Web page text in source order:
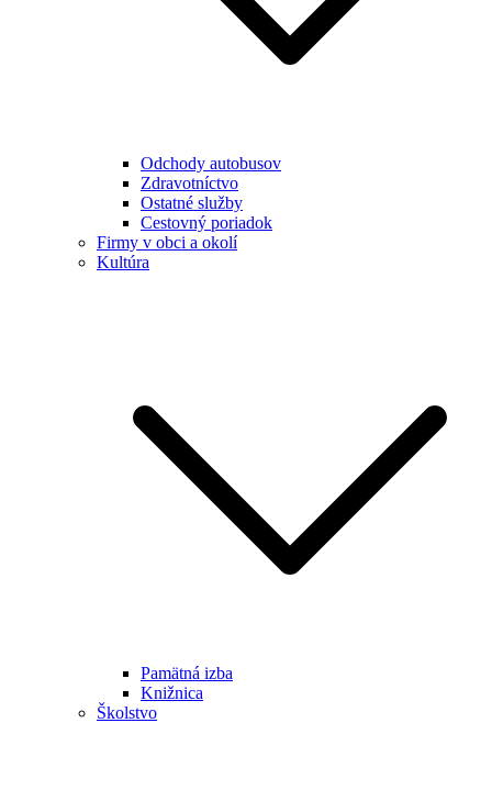
Odchody autobusov
Zdravotníctvo
Ostatné služby
Cestovný poriadok
Firmy v obci a okolí
Kultúra
Pamätná izba
Knižnica
Školstvo